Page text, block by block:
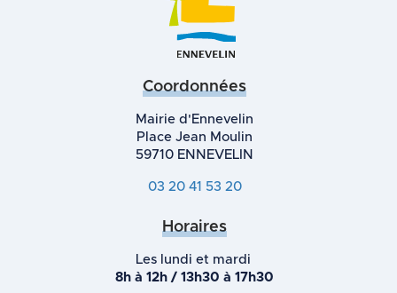
Coordonnées
Mairie d'Ennevelin
Place Jean Moulin
59710 ENNEVELIN
03 20 41 53 20
Horaires
Les lundi et mardi
8h à 12h / 13h30 à 17h30